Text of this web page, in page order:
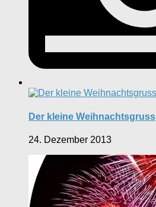
Der kleine Weihnachtsgruss
24. Dezember 2013